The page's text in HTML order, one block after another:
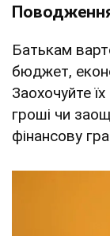
Батькам
бюджет,
Заохочуйте
гроші чи
фінансову